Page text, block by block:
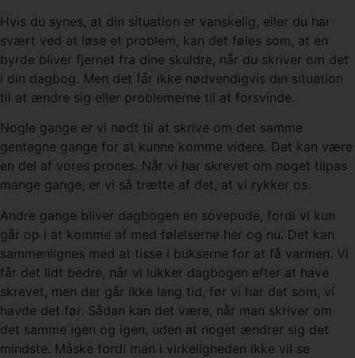
Hvis du synes, at din situation er vanskelig, eller du har
svært ved at løse et problem, kan det føles som, at en
byrde bliver fjernet fra dine skuldre, når du skriver om det
i din dagbog. Men det får ikke nødvendigvis din situation
til at ændre sig eller problemerne til at forsvinde.
Nogle gange er vi nødt til at skrive om det samme
gentagne gange for at kunne komme videre. Det kan være
en del af vores proces. Når vi har skrevet om noget tilpas
mange gange, er vi så trætte af det, at vi rykker os.
Andre gange bliver dagbogen en sovepude, fordi vi kun
går op i at komme af med følelserne her og nu. Det kan
sammenlignes med at tisse i bukserne for at få varmen. Vi
får det lidt bedre, når vi lukker dagbogen efter at have
skrevet, men der går ikke lang tid, før vi har det som, vi
havde det før. Sådan kan det være, når man skriver om
det samme igen og igen, uden at noget ændrer sig det
mindste. Måske fordi man i virkeligheden ikke vil se